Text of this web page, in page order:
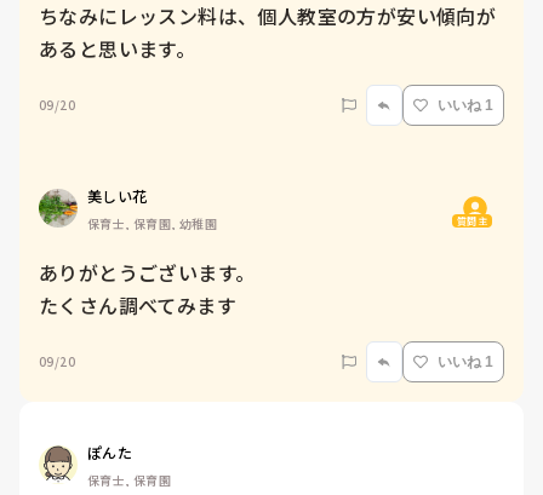
ちなみにレッスン料は、個人教室の方が安い傾向が
あると思います。
09/20 いいね 1
美しい花
保育士, 保育園, 幼稚園 質問主
ありがとうございます。
たくさん調べてみます
09/20 いいね 1
ぽんた
保育士, 保育園